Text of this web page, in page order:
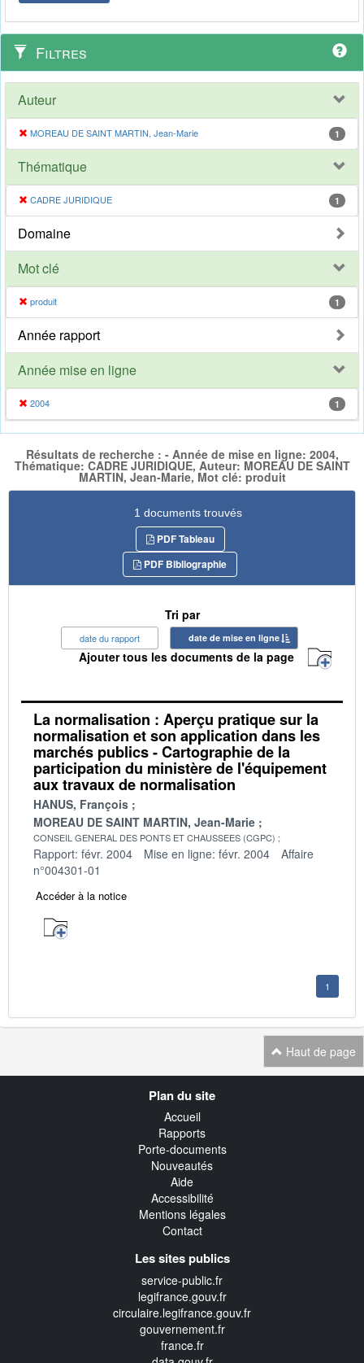
Filtres
Auteur
MOREAU DE SAINT MARTIN, Jean-Marie 1
Thématique
CADRE JURIDIQUE 1
Domaine
Mot clé
produit 1
Année rapport
Année mise en ligne
2004 1
Résultats de recherche : - Année de mise en ligne: 2004,
Thématique: CADRE JURIDIQUE, Auteur: MOREAU DE SAINT
MARTIN, Jean-Marie, Mot clé: produit
1 documents trouvés
PDF Tableau
PDF Bibliographie
Tri par
date du rapport date de mise en ligne
Ajouter tous les documents de la page
La normalisation : Aperçu pratique sur la
normalisation et son application dans les
marchés publics - Cartographie de la
participation du ministère de l'équipement
aux travaux de normalisation
HANUS, François
MOREAU DE SAINT MARTIN, Jean-Marie
CONSEIL GENERAL DES PONTS ET CHAUSSEES (CGPC)
Rapport: févr. 2004 Mise en ligne: févr. 2004
Affaire
n°004301-01
Accéder à la notice
1
Haut de page
Plan du site
Accueil
Rapports
Porte-documents
Nouveautés
Aide
Accessibilité
Mentions légales
Contact
Les sites publics
service-public.fr
legifrance.gouv.fr
circulaire.legifrance.gouv.fr
gouvernement.fr
france.fr